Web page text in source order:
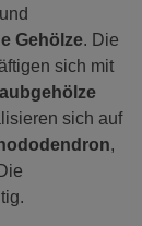
Gehölze. Die
sich mit
sich auf
,